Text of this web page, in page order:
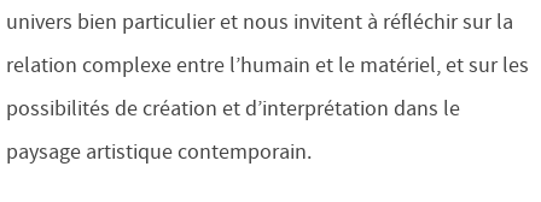
univers bien particulier et nous invitent à réfléchir sur la
relation complexe entre l’humain et le matériel, et sur les
possibilités de création et d’interprétation dans le
paysage artistique contemporain.